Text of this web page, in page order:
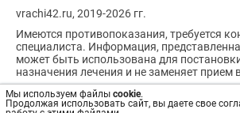
Мы используем файлы cookie.
Продолжая использовать сайт, вы даете свое
vrachi42.ru, 2019-2026 гг.
Имеются противопоказания, требуется
специалиста. Информация,
может быть использована для
назначения лечения и не заменяет прием
Возрастное ограничение: 18+